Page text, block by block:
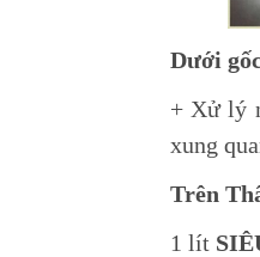
Dưới
+ Xử lý
xung
Trên
1 lít